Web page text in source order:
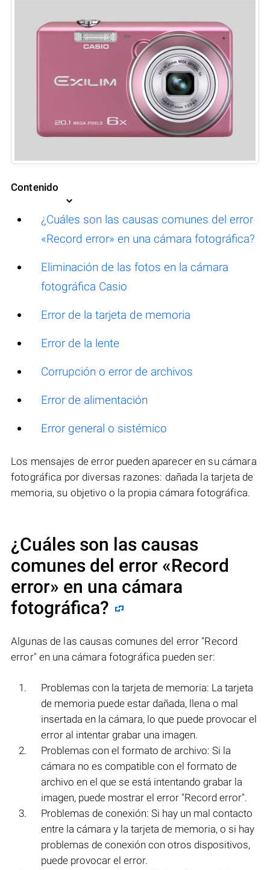
Contenido
¿Cuáles son las causas comunes del error
«Record error» en una cámara fotográfica?
Eliminación de las fotos en la cámara
fotográfica Casio
Error de la tarjeta de memoria
Error de la lente
Corrupción o error de archivos
Error de alimentación
Error general o sistémico
Los mensajes de error pueden aparecer en su cámara
fotográfica por diversas razones: dañada la tarjeta de
memoria, su objetivo o la propia cámara fotográfica.
¿Cuáles son las causas
comunes del error «Record
error» en una cámara
fotográfica?
Algunas de las causas comunes del error "Record
error" en una cámara fotográfica pueden ser:
Problemas con la tarjeta de memoria: La tarjeta
de memoria puede estar dañada, llena o mal
insertada en la cámara, lo que puede provocar el
error al intentar grabar una imagen.
Problemas con el formato de archivo: Si la
cámara no es compatible con el formato de
archivo en el que se está intentando grabar la
imagen, puede mostrar el error "Record error".
Problemas de conexión: Si hay un mal contacto
entre la cámara y la tarjeta de memoria, o si hay
problemas de conexión con otros dispositivos,
puede provocar el error.